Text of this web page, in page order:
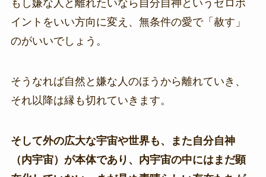
もし嫌な人と離れたいなら自分自神というゼロポ
イントをいい方向に変え、無条件の愛で「赦す」
のがいいでしょう。
そうなれば自然と嫌な人のほうから離れていき、
それ以降は縁も切れていきます。
そして外の広大な宇宙や世界も、また自分自神
（内宇宙）が本体であり、内宇宙の中にはまだ顕